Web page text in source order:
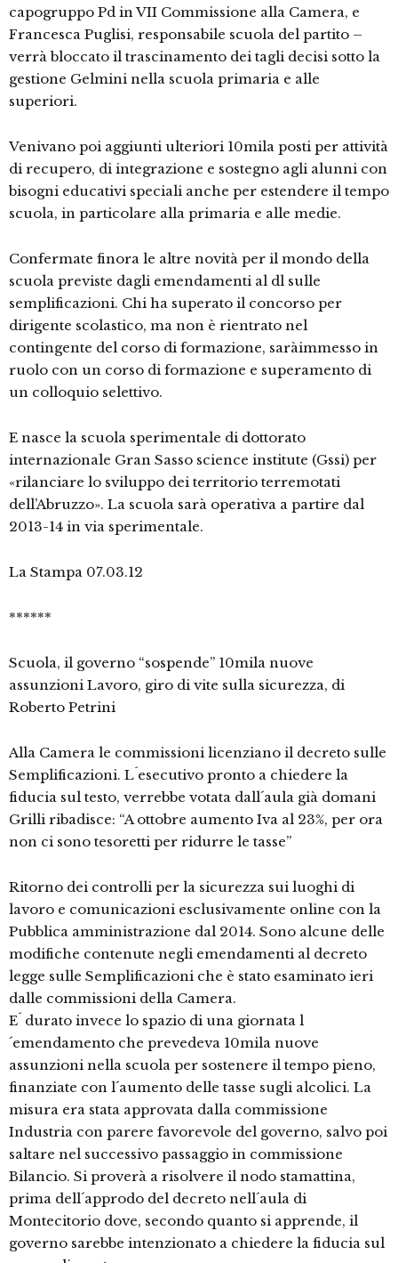
capogruppo Pd in VII Commissione alla Camera, e
Francesca Puglisi, responsabile scuola del partito –
verrà bloccato il trascinamento dei tagli decisi sotto la
gestione Gelmini nella scuola primaria e alle
superiori.
Venivano poi aggiunti ulteriori 10mila posti per attività
di recupero, di integrazione e sostegno agli alunni con
bisogni educativi speciali anche per estendere il tempo
scuola, in particolare alla primaria e alle medie.
Confermate finora le altre novità per il mondo della
scuola previste dagli emendamenti al dl sulle
semplificazioni. Chi ha superato il concorso per
dirigente scolastico, ma non è rientrato nel
contingente del corso di formazione, saràimmesso in
ruolo con un corso di formazione e superamento di
un colloquio selettivo.
E nasce la scuola sperimentale di dottorato
internazionale Gran Sasso science institute (Gssi) per
«rilanciare lo sviluppo dei territorio terremotati
dell’Abruzzo». La scuola sarà operativa a partire dal
2013-14 in via sperimentale.
La Stampa 07.03.12
******
Scuola, il governo “sospende” 10mila nuove
assunzioni Lavoro, giro di vite sulla sicurezza, di
Roberto Petrini
Alla Camera le commissioni licenziano il decreto sulle
Semplificazioni. L´esecutivo pronto a chiedere la
fiducia sul testo, verrebbe votata dall´aula già domani
Grilli ribadisce: “A ottobre aumento Iva al 23%, per ora
non ci sono tesoretti per ridurre le tasse”
Ritorno dei controlli per la sicurezza sui luoghi di
lavoro e comunicazioni esclusivamente online con la
Pubblica amministrazione dal 2014. Sono alcune delle
modifiche contenute negli emendamenti al decreto
legge sulle Semplificazioni che è stato esaminato ieri
dalle commissioni della Camera.
E´ durato invece lo spazio di una giornata l
´emendamento che prevedeva 10mila nuove
assunzioni nella scuola per sostenere il tempo pieno,
finanziate con l´aumento delle tasse sugli alcolici. La
misura era stata approvata dalla commissione
Industria con parere favorevole del governo, salvo poi
saltare nel successivo passaggio in commissione
Bilancio. Si proverà a risolvere il nodo stamattina,
prima dell´approdo del decreto nell´aula di
Montecitorio dove, secondo quanto si apprende, il
governo sarebbe intenzionato a chiedere la fiducia sul